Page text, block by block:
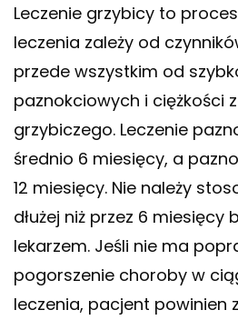
Leczenie grzybicy to
leczenia zależy od
przede wszystkim od
paznokciowych i ciężkości
grzybiczego. Leczenie
średnio 6 miesięcy, a
12 miesięcy. Nie należy
dłużej niż przez 6 miesięcy
lekarzem. Jeśli nie ma
pogorszenie choroby w
leczenia, pacjent powinien